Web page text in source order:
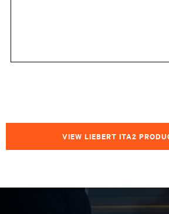
VIEW LIEBERT ITA2